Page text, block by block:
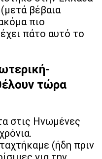
βέβαια
πιο
πάτο αυτό το
τώρα
στις Ηνωμένες
(ήδη πριν